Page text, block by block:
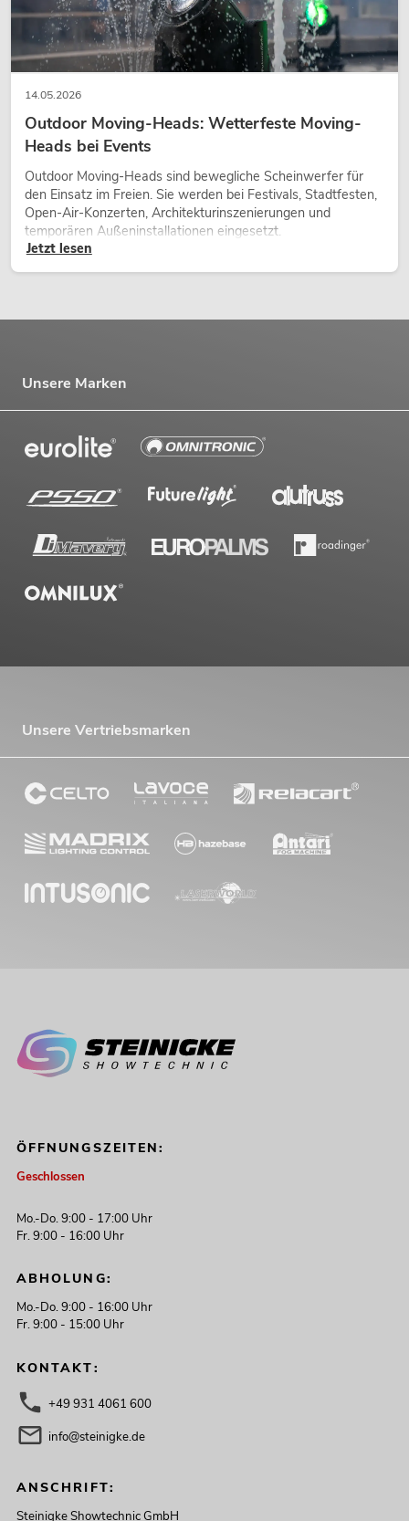
14.05.2026
Outdoor Moving-Heads: Wetterfeste Moving-
Heads bei Events
Outdoor Moving-Heads sind bewegliche Scheinwerfer für
den Einsatz im Freien. Sie werden bei Festivals, Stadtfesten,
Open-Air-Konzerten, Architekturinszenierungen und
temporären Außeninstallationen eingesetzt.
Jetzt lesen
Unsere Marken
Unsere Vertriebsmarken
ÖFFNUNGSZEITEN:
Geschlossen
Mo.-Do. 9:00 - 17:00 Uhr
Fr. 9:00 - 16:00 Uhr
ABHOLUNG:
Mo.-Do. 9:00 - 16:00 Uhr
Fr. 9:00 - 15:00 Uhr
KONTAKT:
+49 931 4061 600
info@steinigke.de
ANSCHRIFT:
Steinigke Showtechnic GmbH